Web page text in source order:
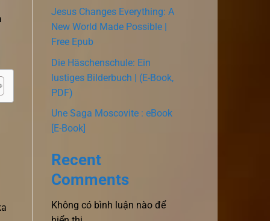
Jesus Changes Everything: A
New World Made Possible |
Free Epub
Die Häschenschule: Ein
lustiges Bilderbuch | (E-Book,
PDF)
Une Saga Moscovite : eBook
[E-Book]
Recent
Comments
Không có bình luận nào để